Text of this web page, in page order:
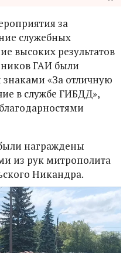
за
служебных
высоких результатов
ГАИ были
«За отличную
в службе ГИБДД»,
награждены
из рук митрополита
Никандра.